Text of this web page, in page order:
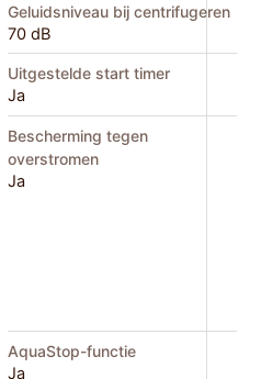
Geluidsniveau bij centrifugeren
70 dB
Uitgestelde start timer
Ja
Bescherming tegen
overstromen
Ja
AquaStop-functie
Ja